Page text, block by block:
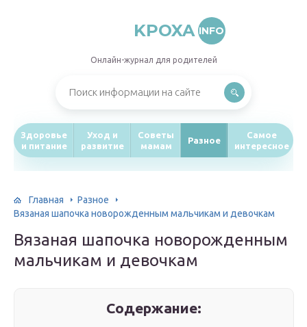
KPOXA INFO
Онлайн-журнал для родителей
Здоровье
и питание
Уход и
развитие
Советы
мамам
Разное
Самое
интересное
Главная
Разное
Вязаная шапочка новорожденным мальчикам и девочкам
Вязаная шапочка новорожденным
мальчикам и девочкам
Содержание: